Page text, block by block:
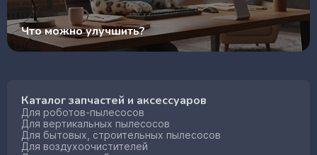
Что можно улучшить?
Каталог запчастей и аксессуаров
Для роботов-пылесосов
Для вертикальных пылесосов
Для бытовых, строительных пылесосов
Для воздухоочистителей